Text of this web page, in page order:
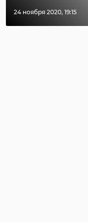
24 ноября 2020, 19:15